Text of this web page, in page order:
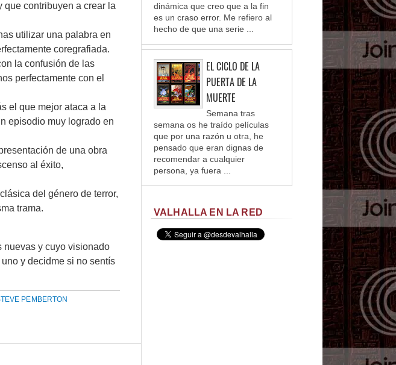
contribuyen a crear la
utilizar una palabra en
coregrafiada.
la confusión de las
perfectamente con el
el que mejor ataca a la
episodio muy logrado en
de una obra
al éxito,
del género de terror,
trama.
nuevas y cuyo visionado
y decidme si no sentís
PEMBERTON
dinámica que creo que a la fin
es un craso error. Me refiero al
hecho de que una serie ...
EL CICLO DE LA
PUERTA DE LA
MUERTE
Semana tras
semana os he traído películas
que por una razón u otra, he
pensado que eran dignas de
recomendar a cualquier
persona, ya fuera ...
VALHALLA EN LA RED